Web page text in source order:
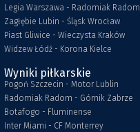
Legia Warszawa - Radomiak Radom
Zagłębie Lubin - Śląsk Wrocław
Piast Gliwice - Wieczysta Kraków
Widzew Łódź - Korona Kielce
Wyniki piłkarskie
Pogoń Szczecin - Motor Lublin
Radomiak Radom - Górnik Zabrze
Botafogo - Fluminense
Inter Miami - CF Monterrey